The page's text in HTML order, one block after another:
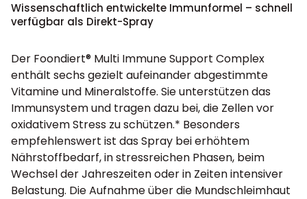
Wissenschaftlich entwickelte Immunformel – schnell
verfügbar als Direkt-Spray
Der Foondiert® Multi Immune Support Complex
enthält sechs gezielt aufeinander abgestimmte
Vitamine und Mineralstoffe. Sie unterstützen das
Immunsystem und tragen dazu bei, die Zellen vor
oxidativem Stress zu schützen.* Besonders
empfehlenswert ist das Spray bei erhöhtem
Nährstoffbedarf, in stressreichen Phasen, beim
Wechsel der Jahreszeiten oder in Zeiten intensiver
Belastung. Die Aufnahme über die Mundschleimhaut